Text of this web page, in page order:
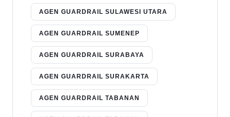
AGEN GUARDRAIL SULAWESI UTARA
AGEN GUARDRAIL SUMENEP
AGEN GUARDRAIL SURABAYA
AGEN GUARDRAIL SURAKARTA
AGEN GUARDRAIL TABANAN